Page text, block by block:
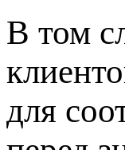
В том
для